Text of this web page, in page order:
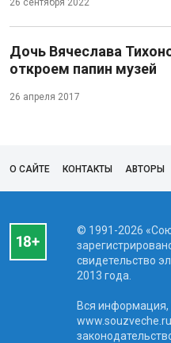
26 сентября 2022
Дочь Вячеслава
откроем папин музей
26 апреля 2017
О САЙТЕ КОНТАКТЫ АВТОРЫ
© 1991-2026
свидетельство
2013 года.
Вся